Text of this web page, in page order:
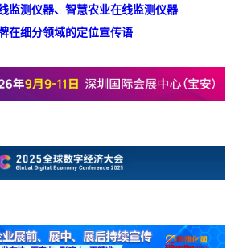
监测仪器、智慧农业在线监测仪器
在细分领域的定位宣传语